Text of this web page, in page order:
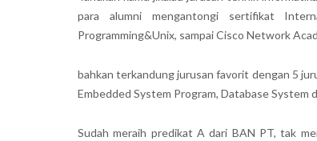
para alumni mengantongi sertifikat
Programming&Unix, sampai Cisco Network
bahkan terkandung jurusan favorit dengan 5
Embedded System Program, Database System
Sudah meraih predikat A dari BAN PT, tak